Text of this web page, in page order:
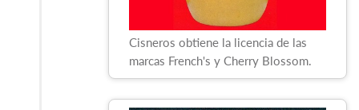
Cisneros obtiene la licencia de las
marcas French's y Cherry Blossom.